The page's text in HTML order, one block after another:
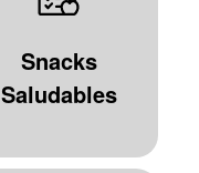
Snacks
Saludables